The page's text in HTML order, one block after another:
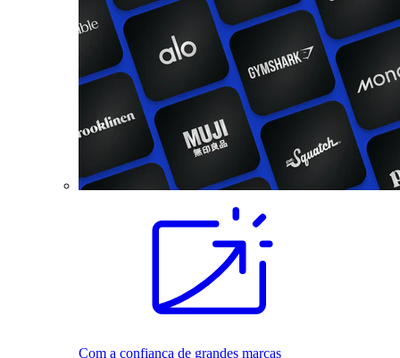
Com a confiança de grandes marcas